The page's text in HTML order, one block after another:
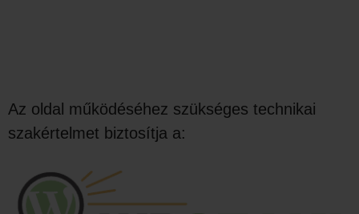
Az oldal működéséhez szükséges technikai
szakértelmet biztosítja a: